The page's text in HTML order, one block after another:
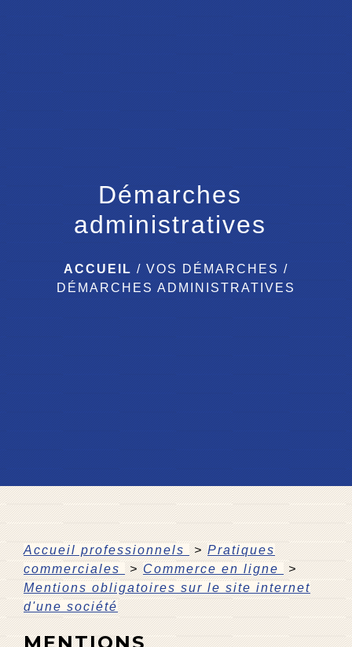
Démarches
administratives
ACCUEIL / VOS DÉMARCHES /
DÉMARCHES ADMINISTRATIVES
Accueil professionnels > Pratiques
commerciales
> Commerce en ligne
>
Mentions obligatoires sur le site internet
d'une société
MENTIONS